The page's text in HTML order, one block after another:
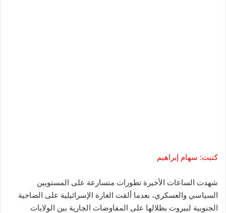
كتبت: سهام إبراهيم
شهدت الساعات الأخيرة تطورات متسارعة على المستويين
السياسي والعسكري، بعدما ألقت الغارة الإسرائيلية على الضاحية
الجنوبية لبيروت بظلالها على المفاوضات الجارية بين الولايات